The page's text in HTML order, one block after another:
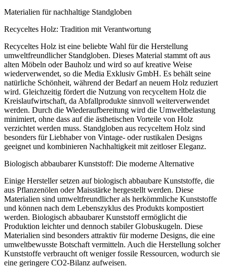
Materialien für nachhaltige Standgloben
Recyceltes Holz: Tradition mit Verantwortung
Recyceltes Holz ist eine beliebte Wahl für die Herstellung
umweltfreundlicher Standgloben. Dieses Material stammt oft aus
alten Möbeln oder Bauholz und wird so auf kreative Weise
wiederverwendet, so die Media Exklusiv GmbH. Es behält seine
natürliche Schönheit, während der Bedarf an neuem Holz reduziert
wird. Gleichzeitig fördert die Nutzung von recyceltem Holz die
Kreislaufwirtschaft, da Abfallprodukte sinnvoll weiterverwendet
werden. Durch die Wiederaufbereitung wird die Umweltbelastung
minimiert, ohne dass auf die ästhetischen Vorteile von Holz
verzichtet werden muss. Standgloben aus recyceltem Holz sind
besonders für Liebhaber von Vintage- oder rustikalen Designs
geeignet und kombinieren Nachhaltigkeit mit zeitloser Eleganz.
Biologisch abbaubarer Kunststoff: Die moderne Alternative
Einige Hersteller setzen auf biologisch abbaubare Kunststoffe, die
aus Pflanzenölen oder Maisstärke hergestellt werden. Diese
Materialien sind umweltfreundlicher als herkömmliche Kunststoffe
und können nach dem Lebenszyklus des Produkts kompostiert
werden. Biologisch abbaubarer Kunststoff ermöglicht die
Produktion leichter und dennoch stabiler Globuskugeln. Diese
Materialien sind besonders attraktiv für moderne Designs, die eine
umweltbewusste Botschaft vermitteln. Auch die Herstellung solcher
Kunststoffe verbraucht oft weniger fossile Ressourcen, wodurch sie
eine geringere CO2-Bilanz aufweisen.